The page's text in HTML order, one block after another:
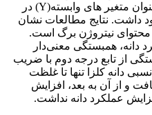
عملکرد دانه و اجزای عملکرد به عنوان متغیر های وابسته(Y) در
داشت. نتایج مطالعات نشان
محتوای نیتروژن برگ است.
دانه، همبستگی معنی‌دار
از تابع درجه دوم با ضریب
نسبی دانه کلزا تنها تا غلظت
و از آن به بعد، افزایش
عملکرد دانه نداشت.